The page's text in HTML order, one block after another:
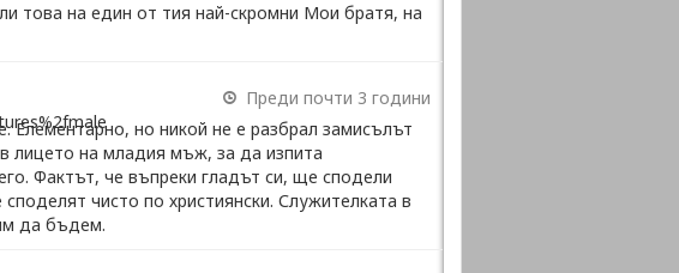
това на един от тия най-скромни Мои братя, на
Преди почти 3 години
но никой не е разбрал замисълът
лицето на младия мъж, за да изпита
Фактът, че въпреки гладът си, ще сподели
чисто по християнски. Служителката в
да бъдем.